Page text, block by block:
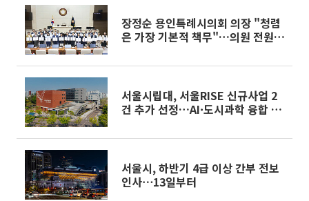
장정순 용인특례시의회 의장 "청렴
은 가장 기본적 책무"…의원 전원
서울시립대, 서울RISE 신규사업 2
건 추가 선정…AI·도시과학 융합 인
서울시, 하반기 4급 이상 간부 전보
인사⋯13일부터